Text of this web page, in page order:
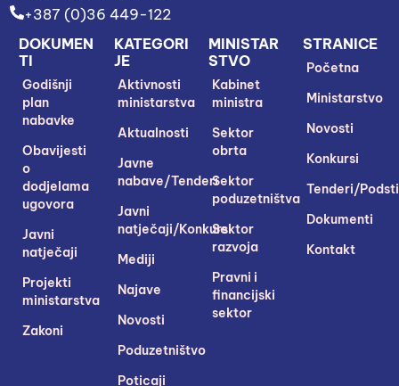
+387 (0)36 449-122
STRANICE
Početna
Ministarstvo
Novosti
Konkursi
Tenderi/
Dokumenti
Kontakt
MINISTAR
STVO
Kabinet
ministra
Sektor
obrta
Sektor
poduzetništva
Sektor
razvoja
Pravni i
financijski
sektor
KATEGORI
JE
Aktivnosti
ministarstva
Aktualnosti
Javne
nabave/Tenderi
Javni
natječaji/Konkursi
Mediji
Najave
Novosti
Poduzetništvo
Poticaji
DOKUMEN
TI
Godišnji
plan
nabavke
Obavijesti
o
dodjelama
ugovora
Javni
natječaji
Projekti
ministarstva
Zakoni